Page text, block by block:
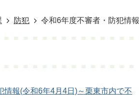
防犯 令和6年度不審者・防犯情報
情報(令和6年4月4日)～栗東市内で不